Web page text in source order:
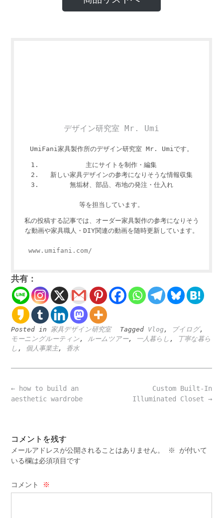
デザイン研究室 Mr. Umi
UmiFani家具製作所のデザイン研究室 Mr. Umiです。
主にサイトを制作・編集
新しい家具デザインの参考になりそうな情報収集
無垢材、部品、布地の発注・仕入れ
等を担当しています。
私の投稿する記事では、オーダー家具製作の参考になりそう
な動画や家具職人・DIY関連の動画を随時更新しています。
www.umifani.com/
共有：
Posted in 家具デザイン研究室 Tagged Vlog , ブイログ,
モーニングルーティン, ルームツアー, 一人暮らし ,
丁寧な暮ら
し , 個人事業主, 香水
Post
navigation
Custom Built-In
Illuminated Closet →
← how to build an
aesthetic wardrobe
コメントを残す
メールアドレスが公開されることはありません。 ※
が付いて
いる欄は必須項目です
コメント ※